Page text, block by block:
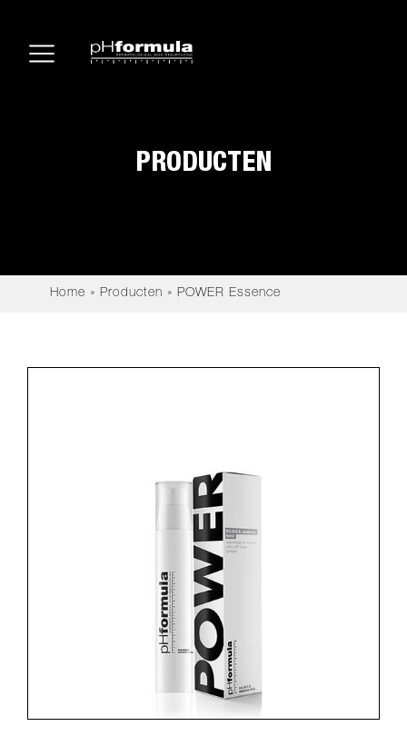
PRODUCTEN
Home » Producten » POWER Essence